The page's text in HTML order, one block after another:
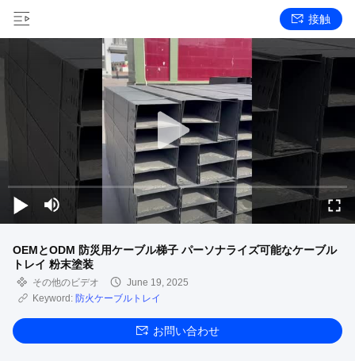
接触
OEMとODM 防災用ケーブル梯子 パーソナライズ可能なケーブル
トレイ 粉末塗装
その他のビデオ
June 19, 2025
Keyword: 防火ケーブルトレイ
お問い合わせ